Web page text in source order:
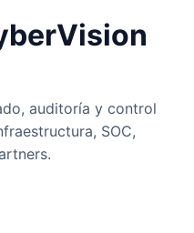
auditoría y control
SOC,